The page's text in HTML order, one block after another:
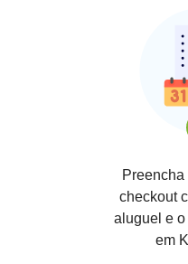
checkout
aluguel e
em